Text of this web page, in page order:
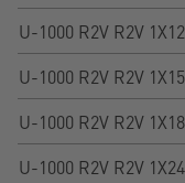
U-1000 R2V R2V
U-1000 R2V R2V
U-1000 R2V R2V
U-1000 R2V R2V